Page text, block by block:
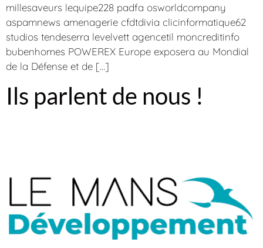
millesaveurs lequipe228 padfa osworldcompany
aspamnews amenagerie cfdtdivia clicinformatique62
studios tendeserra levelvett agencetil moncreditinfo
bubenhomes POWEREX Europe exposera au Mondial
de la Défense et de […]
Ils parlent de nous !